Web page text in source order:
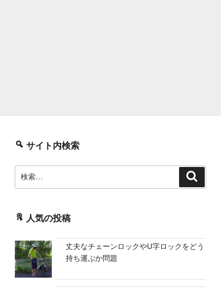
サイト内検索
索:
人気の投稿
丈夫なチェーンロックやU字ロックをどう
持ち運ぶか問題